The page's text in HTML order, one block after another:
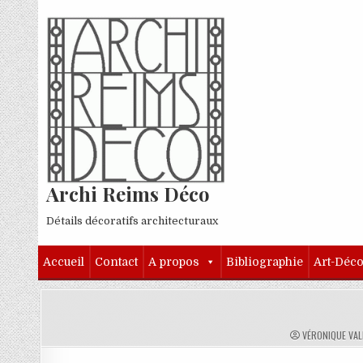
Skip to content
Archi Reims Déco
Détails décoratifs architecturaux
Accueil Contact A propos Bibliographie Art-Déco
AUTHOR:
VÉRONIQUE